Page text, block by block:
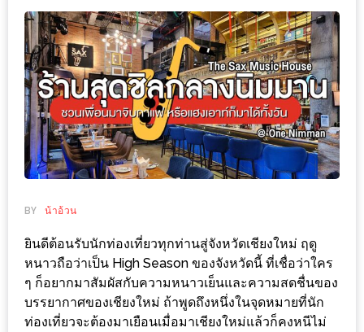
ที่
ครบ
ครั้ง
ช้อป
ชิ
ลล์
ชิม
ที่
FESTIVAL
10
ร้าน
BY น้าอ้วน
ยินดีต้อนรับนักท่องเที่ยวทุกท่านสู่จังหวัดเชียงใหม่ ฤดู
หนาวถือว่าเป็น High Season ของจังหวัดนี้ ที่เชื่อว่าใคร
ๆ ก็อยากมาสัมผัสกับความหนาวเย็นและความสดชื่นของ
บรรยากาศของเชียงใหม่ ถ้าพูดถึงหนึ่งในจุดหมายที่นัก
ท่องเที่ยวจะต้องมาเยือนเมื่อมาเชียงใหม่แล้วก็คงหนีไม่